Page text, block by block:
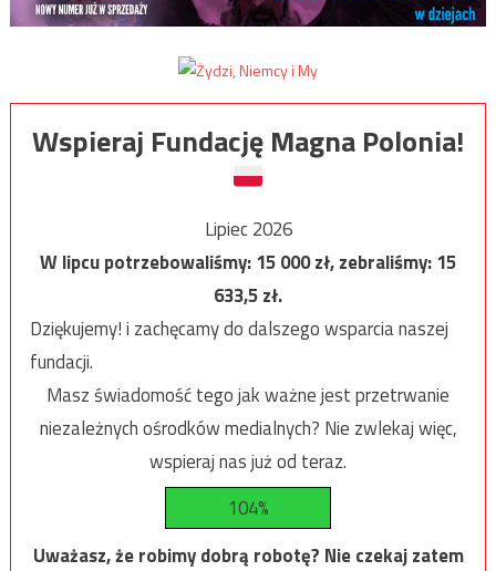
Wspieraj Fundację Magna Polonia!
Lipiec 2026
W lipcu potrzebowaliśmy:15 000zł, zebraliśmy:15
633,5zł.
Dziękujemy! i zachęcamy do dalszego wsparcia naszej
fundacji.
Masz świadomość tego jak ważne jest przetrwanie
niezależnych ośrodków medialnych? Nie zwlekaj więc,
wspieraj nas już od teraz.
104%
Uważasz, że robimy dobrą robotę? Nie czekaj zatem